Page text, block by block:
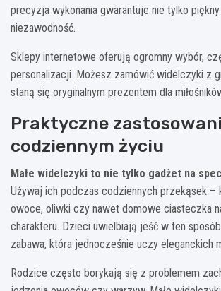
precyzja wykonania gwarantuje nie tylko
niezawodność.
Sklepy internetowe oferują ogromny wybór,
personalizacji. Możesz zamówić widelczyki z
staną się oryginalnym prezentem dla
Praktyczne
codziennym życiu
Małe widelczyki to nie tylko gadżet na
Używaj ich podczas codziennych przekąsek –
owoce, oliwki czy nawet domowe ciasteczka
charakteru. Dzieci uwielbiają jeść w ten
zabawa, która jednocześnie uczy eleganckich
Rodzice często borykają się z problemem